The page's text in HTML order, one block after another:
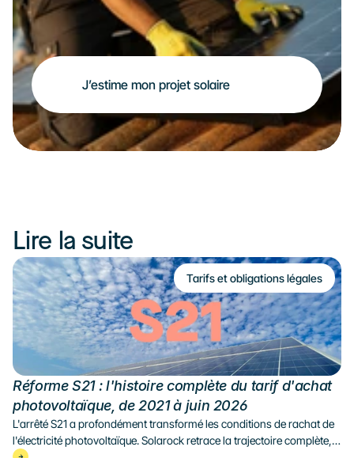
J’estime mon projet solaire
Lire la suite
Tarifs et obligations légales
Réforme S21 : l'histoire complète du tarif d'achat
photovoltaïque, de 2021 à juin 2026
L'arrêté S21 a profondément transformé les conditions de rachat de
l'électricité photovoltaïque. Solarock retrace la trajectoire complète,